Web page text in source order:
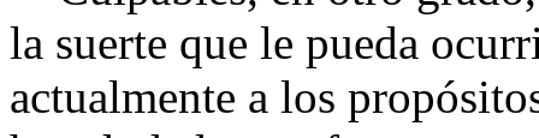
la suerte que le pueda
actualmente a los